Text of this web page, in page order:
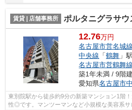
賃貸 | 店舗事務所 ポルタニグラサウ
12.76万円
名古屋市営名城線
中央線 「鶴舞 」
名古屋市営鶴舞線
築1年未満 / 9階建
愛知県名古屋市
東別院駅から徒歩約9分の新築マンション1階
性◎です。マンツーマンなど小規模な美容系サ